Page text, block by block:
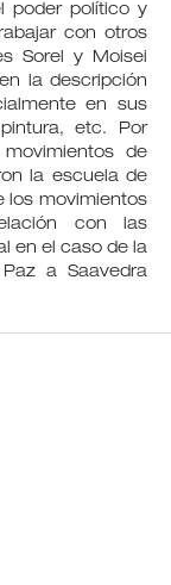
poder político y
con otros
Sorel y Moisei
la descripción
en sus
etc. Por
de
la escuela de
los movimientos
con las
en el caso de la
a Saavedra